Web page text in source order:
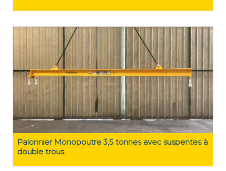
Palonnier Monopoutre 3,5 tonnes avec suspentes à
double trous